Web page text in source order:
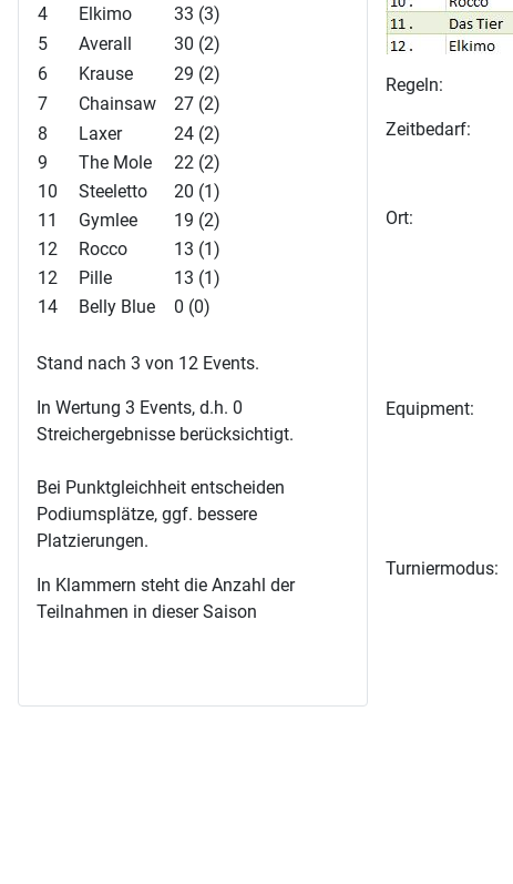
4
Elkimo
33 (3)
5
Averall
30 (2)
6
Krause
29 (2)
7
Chainsaw
27 (2)
8
Laxer
24 (2)
9
The Mole
22 (2)
10
Steeletto
20 (1)
11
Gymlee
19 (2)
12
Rocco
13 (1)
12
Pille
13 (1)
14
Belly Blue 0 (0)
Stand nach 3 von 12 Events.
In Wertung 3 Events, d.h. 0
Streichergebnisse berücksichtigt.
Bei Punktgleichheit entscheiden
Podiumsplätze, ggf. bessere
Platzierungen.
In Klammern steht die Anzahl der
Teilnahmen in dieser Saison
Regeln:
Zeitbedarf:
Ort:
Equipment:
Turniermodus: